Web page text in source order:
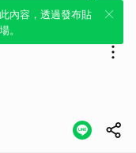
內容，透過發布貼
。